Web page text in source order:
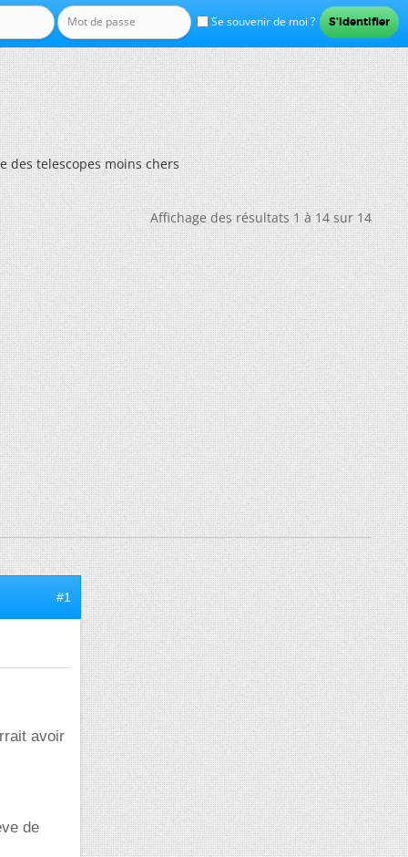
Se souvenir de moi ?
des telescopes moins chers
Affichage des résultats 1 à 14 sur 14
#1
avoir
de